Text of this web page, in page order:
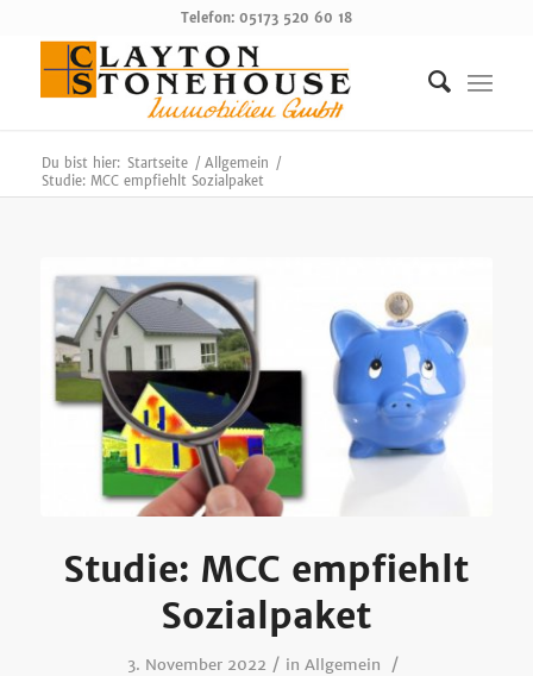
Telefon: 05173 520 60 18
Du bist hier: Startseite / Allgemein /
Studie: MCC empfiehlt Sozialpaket
Studie: MCC empfiehlt
Sozialpaket
3. November 2022 / inAllgemein /